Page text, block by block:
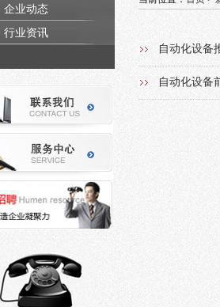
企业动态
行业资讯
自动化设备
自动化设备